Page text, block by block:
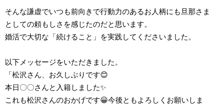
そんな謙虚でいつも前向きで行動力のあるお人柄にも旦那さま
としての頼もしさを感じたのだと思います。
婚活で大切な「続けること」を実践してくださいました。
以下メッセージをいただきました。
「松沢さん、お久しぶりです😊
本日〇〇さんと入籍しました✨
これも松沢さんのおかげです😀今後ともよろしくお願いしま